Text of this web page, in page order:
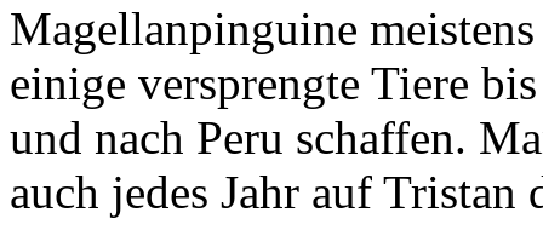
Magellanpinguine
einige versprengte Tiere
und nach Peru schaffen.
auch jedes Jahr auf